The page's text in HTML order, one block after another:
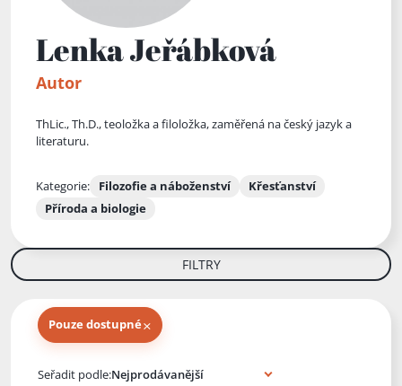
Lenka Jeřábková
Autor
ThLic., Th.D., teoložka a filoložka, zaměřená na český jazyk a
literaturu.
Kategorie: Filozofie a náboženství
Křesťanství
Příroda a biologie
FILTRY
Pouze dostupné×
Seřadit podle: